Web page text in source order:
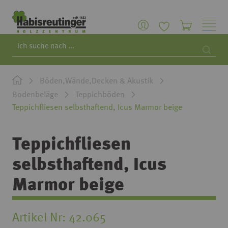
Böden,Wände,Decken & Akustik
Bodenbeläge
Teppichböden
Teppichfliesen selbsthaftend, Icus Marmor beige
Teppichfliesen
selbsthaftend, Icus
Marmor beige
Artikel Nr 42.065